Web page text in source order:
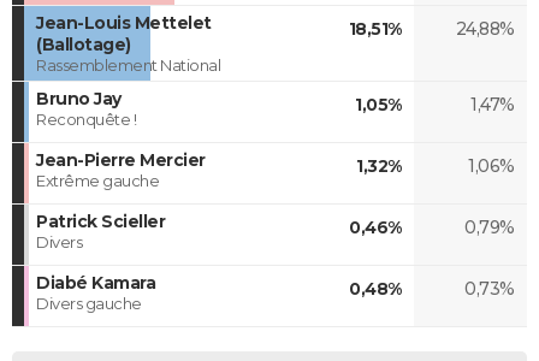
Jean-Louis Mettelet
(Ballotage)
Rassemblement National
18,51% 24,88%
Bruno Jay
Reconquête !
1,05% 1,47%
Jean-Pierre Mercier
Extrême gauche
1,32% 1,06%
Patrick Scieller
Divers
0,46% 0,79%
Diabé Kamara
Divers gauche
0,48% 0,73%